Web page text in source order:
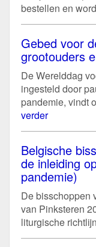
bestellen en
Gebed voor
grootouders
De Werelddag
ingesteld door
pandemie, vindt
verder
Belgische
de inleiding
pandemie)
De bisschoppen
van Pinksteren
liturgische